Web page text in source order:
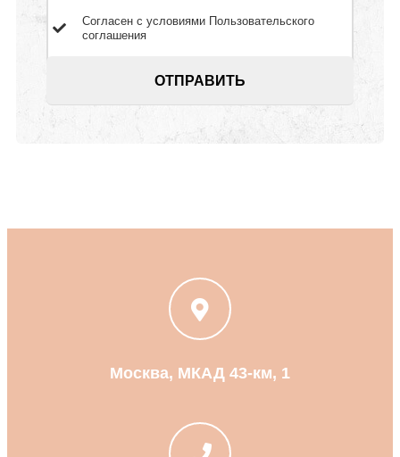
Согласен с условиями Пользовательского
соглашения
Москва, МКАД 43-км, 1